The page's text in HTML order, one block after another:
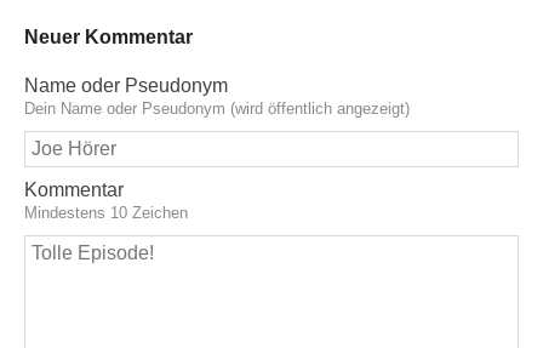
Neuer Kommentar
Name oder Pseudonym
Dein Name oder Pseudonym (wird öffentlich angezeigt)
Kommentar
Mindestens 10 Zeichen